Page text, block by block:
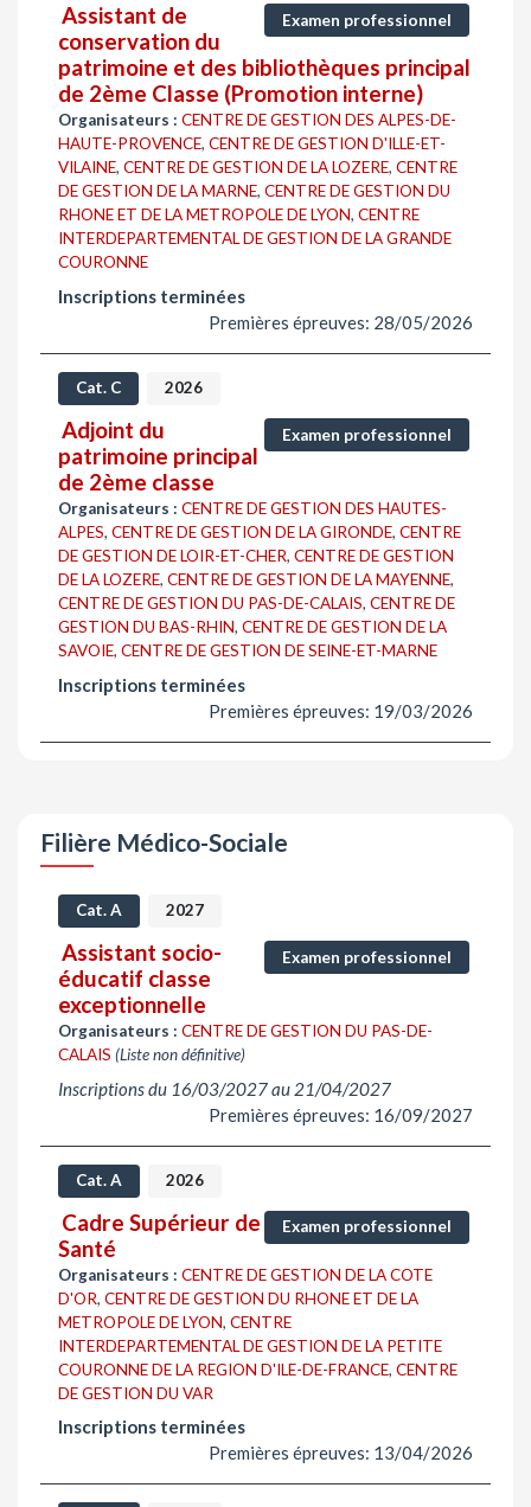
Examen professionnel
Assistant de
conservation du
patrimoine et des bibliothèques principal
de 2ème Classe (Promotion interne)
Organisateurs : CENTRE DE GESTION DES ALPES-DE-
HAUTE-PROVENCE, CENTRE DE GESTION D'ILLE-ET-
VILAINE, CENTRE DE GESTION DE LA LOZERE, CENTRE
DE GESTION DE LA MARNE, CENTRE DE GESTION DU
RHONE ET DE LA METROPOLE DE LYON, CENTRE
INTERDEPARTEMENTAL DE GESTION DE LA GRANDE
COURONNE
Inscriptions terminées
Premières épreuves: 28/05/2026
Cat. C 2026
Examen professionnel
Adjoint du
patrimoine principal
de 2ème classe
Organisateurs : CENTRE DE GESTION DES HAUTES-
ALPES, CENTRE DE GESTION DE LA GIRONDE, CENTRE
DE GESTION DE LOIR-ET-CHER, CENTRE DE GESTION
DE LA LOZERE, CENTRE DE GESTION DE LA MAYENNE,
CENTRE DE GESTION DU PAS-DE-CALAIS, CENTRE DE
GESTION DU BAS-RHIN, CENTRE DE GESTION DE LA
SAVOIE, CENTRE DE GESTION DE SEINE-ET-MARNE
Inscriptions terminées
Premières épreuves: 19/03/2026
Filière Médico-Sociale
Cat. A 2027
Examen professionnel
Assistant socio-
éducatif classe
exceptionnelle
Organisateurs : CENTRE DE GESTION DU PAS-DE-
CALAIS (Liste non définitive)
Inscriptions du 16/03/2027 au 21/04/2027
Premières épreuves: 16/09/2027
Cat. A 2026
Examen professionnel
Cadre Supérieur de
Santé
Organisateurs : CENTRE DE GESTION DE LA COTE
D'OR, CENTRE DE GESTION DU RHONE ET DE LA
METROPOLE DE LYON, CENTRE
INTERDEPARTEMENTAL DE GESTION DE LA PETITE
COURONNE DE LA REGION D'ILE-DE-FRANCE, CENTRE
DE GESTION DU VAR
Inscriptions terminées
Premières épreuves: 13/04/2026